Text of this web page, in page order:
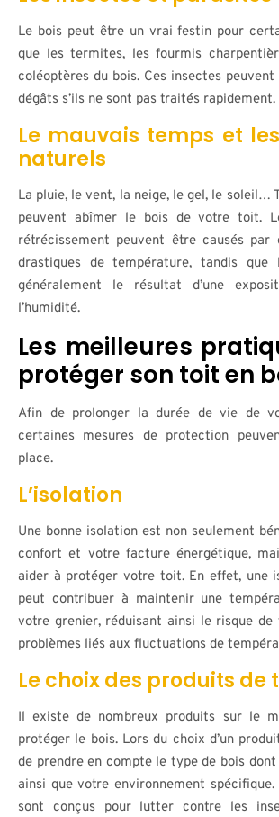
Le bois peut être un vrai festin pour
que les termites, les fourmis
coléoptères du bois. Ces insectes peuvent
dégâts s’ils ne sont pas traités rapidement.
Le mauvais temps et
naturels
La pluie, le vent, la neige, le gel, le soleil…
peuvent abîmer le bois de votre toit.
rétrécissement peuvent être causés par
drastiques de température, tandis
généralement le résultat d’une
l’humidité.
Les meilleures
protéger son toit en
Afin de prolonger la durée de vie de
certaines mesures de protection
place.
L’isolation
Une bonne isolation est non seulement
confort et votre facture énergétique,
aider à protéger votre toit. En effet, une
peut contribuer à maintenir une
votre grenier, réduisant ainsi le risque de
problèmes liés aux fluctuations de
Le choix des produits
Il existe de nombreux produits sur le
protéger le bois. Lors du choix d’un
de prendre en compte le type de bois
ainsi que votre environnement
sont conçus pour lutter contre les